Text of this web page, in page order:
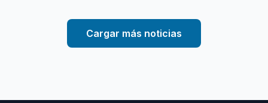
Cargar más noticias